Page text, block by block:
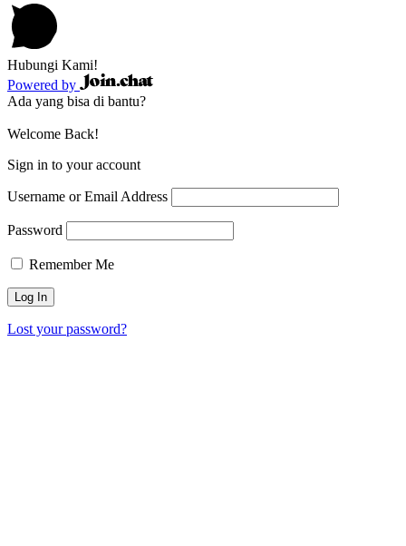
Hubungi Kami!
Powered by
Ada yang bisa di bantu?
Welcome Back!
Sign in to your account
Username or Email Address
Password
Remember Me
Lost your password?